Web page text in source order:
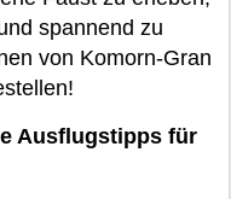
spannend zu
von Komorn-Gran
Ausflugstipps für